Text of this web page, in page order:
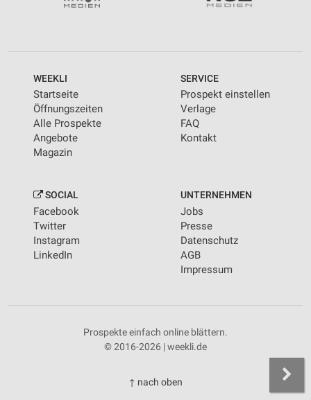
WEEKLI
Startseite
Öffnungszeiten
Alle Prospekte
Angebote
Magazin
SERVICE
Prospekt einstellen
Verlage
FAQ
Kontakt
SOCIAL
Facebook
Twitter
Instagram
LinkedIn
UNTERNEHMEN
Jobs
Presse
Datenschutz
AGB
Impressum
Prospekte einfach online blättern.
© 2016-2026 | weekli.de
↑ nach oben